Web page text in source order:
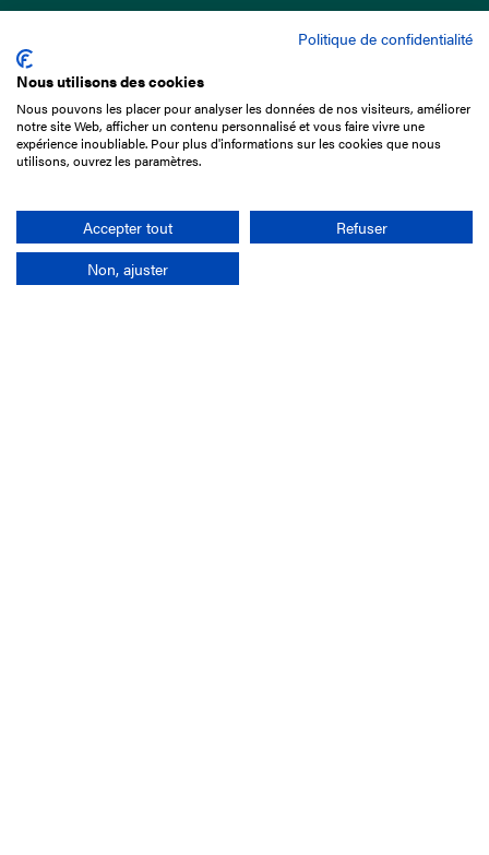
15 Boulevard de Douaumont
75017 Paris
01 49 10 20 29
Rechercher
Politique de confidentialité
Nous utilisons des cookies
Nous pouvons les placer pour analyser les données de nos visiteurs, améliorer
notre site Web, afficher un contenu personnalisé et vous faire vivre une
expérience inoubliable. Pour plus d'informations sur les cookies que nous
utilisons, ouvrez les paramètres.
Accepter tout
Refuser
Non, ajuster